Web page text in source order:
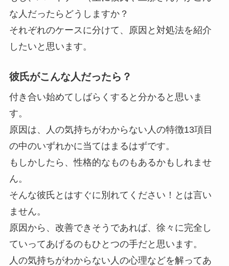
な人だったらどうしますか？
それぞれのケースに分けて、原因と対処法を紹介
したいと思います。
彼氏がこんな人だったら？
付き合い始めてしばらくすると分かると思いま
す。
原因は、人の気持ちがわからない人の特徴13項目
の中のいずれかに当てはまるはずです。
もしかしたら、性格的なものもあるかもしれませ
ん。
そんな彼氏とはすぐに別れてください！とは言い
ません。
原因から、改善できそうであれば、徐々に完全し
ていってあげるのもひとつの手だと思います。
人の気持ちがわからない人の心理などを解ってあ